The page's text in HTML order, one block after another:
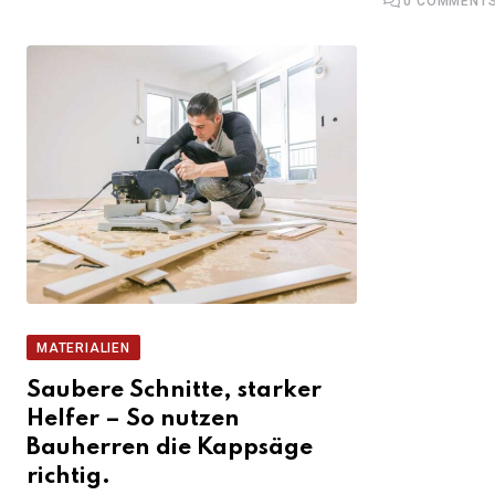
MATERIALIEN
Saubere Schnitte, starker
Helfer – So nutzen
Bauherren die Kappsäge
richtig.